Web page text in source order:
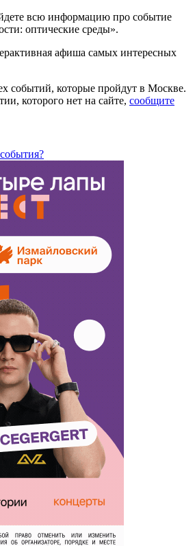
всю информацию про событие
оптические среды».
афиша самых интересных
событий, которые пройдут в Москве.
которого нет на сайте, сообщите